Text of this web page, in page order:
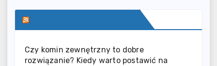
Czy komin zewnętrzny to dobre
rozwiązanie? Kiedy warto postawić na